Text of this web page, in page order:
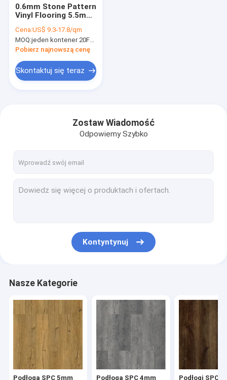
O nas
Podłoga SPC 5mm
Podłoga SPC 4mm
Podłogi SPC
0.6mm Stone Pattern
Vinyl Flooring 5.5mm
GKBM DP-S82274
Cena:US$ 9.3-17.8/qm
MOQ:jeden kontener 20FT lub 2500 metrów kwadratowych;
Pobierz najnowszą cenę
Skontaktuj się teraz
Zostaw Wiadomość
Odpowiemy Szybko
Kontyntynuj
Nasze Kategorie
Podłoga SPC 5mm Podłoga SPC 4mm Podłogi SPC